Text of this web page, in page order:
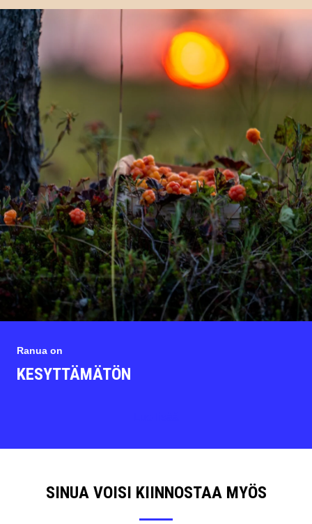
Ranua on
KESYTTÄMÄTÖN
SINUA VOISI KIINNOSTAA MYÖS